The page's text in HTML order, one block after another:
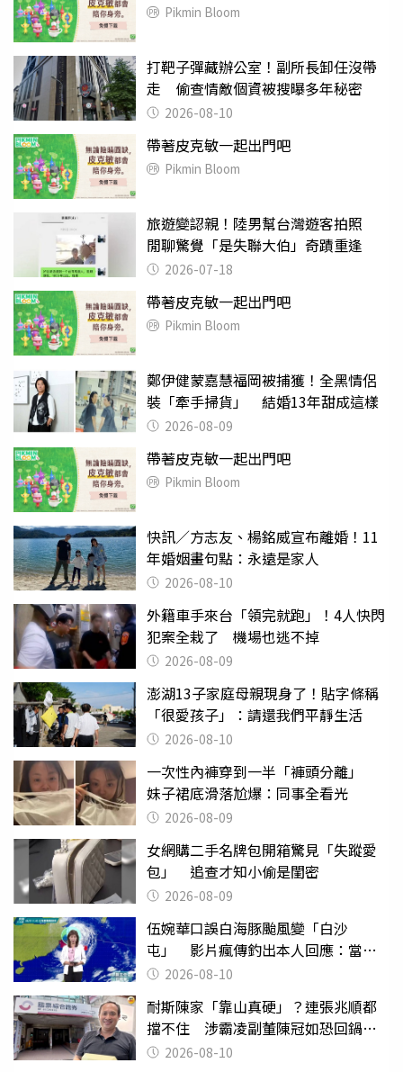
Pikmin Bloom
打靶子彈藏辦公室！副所長卸任沒帶
走 偷查情敵個資被搜曝多年秘密
2026-08-10
帶著皮克敏一起出門吧
Pikmin Bloom
旅遊變認親！陸男幫台灣遊客拍照
閒聊驚覺「是失聯大伯」奇蹟重逢
2026-07-18
帶著皮克敏一起出門吧
Pikmin Bloom
鄭伊健蒙嘉慧福岡被捕獲！全黑情侶
裝「牽手掃貨」 結婚13年甜成這樣
2026-08-09
帶著皮克敏一起出門吧
Pikmin Bloom
快訊／方志友、楊銘威宣布離婚！11
年婚姻畫句點：永遠是家人
2026-08-10
外籍車手來台「領完就跑」！4人快閃
犯案全栽了 機場也逃不掉
2026-08-09
澎湖13子家庭母親現身了！貼字條稱
「很愛孩子」：請還我們平靜生活
2026-08-10
一次性內褲穿到一半「褲頭分離」
妹子裙底滑落尬爆：同事全看光
2026-08-09
女網購二手名牌包開箱驚見「失蹤愛
包」 追查才知小偷是閨密
2026-08-09
伍婉華口誤白海豚颱風變「白沙
屯」 影片瘋傳釣出本人回應：當下
懊惱到現在
2026-08-10
耐斯陳家「靠山真硬」？連張兆順都
擋不住 涉霸凌副董陳冠如恐回鍋國
票證2026-08-10